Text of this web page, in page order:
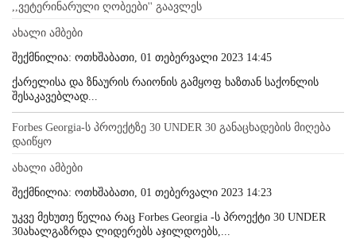
,,ვეტერინარული ღობეები'' გაავლეს
ახალი ამბები
შექმნილია: ოთხშაბათი, 01 თებერვალი 2023 14:45
ქარელისა და ზნაურის რაიონის გამყოფ ხაზთან საქონლის
შესაკავებლად...
Forbes Georgia-ს პროექტზე 30 UNDER 30 განაცხადების მიღება
დაიწყო
ახალი ამბები
შექმნილია: ოთხშაბათი, 01 თებერვალი 2023 14:23
უკვე მეხუთე წელია რაც Forbes Georgia -ს პროექტი 30 UNDER
30ახალგაზრდა ლიდერებს აჯილდოებს,...